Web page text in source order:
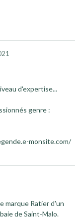
d'expertise...
genre :
monsite.com/
marque Ratier d'un
de Saint-Malo.